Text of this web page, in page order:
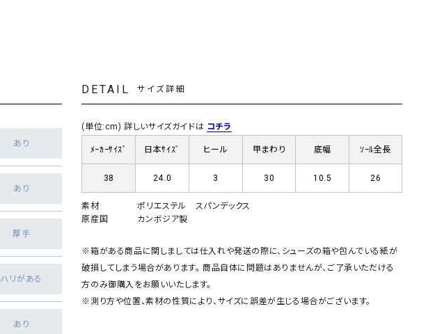
Emma Taylor（エマテイラー） SUGAR ROSE（シュガーロ
FLAVOR TEE（フレーバーティー）
GO TO HOLLYWOOD（ゴートゥーハリウ
ッド）
THIRTY（サーティ）
GOOD SPEED（グッドスピード）
オーバーオール）
GRAMICCI（グラミチ）
USU GALLERY（ユーエス
（ｇ） （グラム） upper hights（アッパーハイ
あり
あり
厚手
ハリがある
あり
DETAIL サイズ詳細
(単位:cm) 詳しいサイズガイドは コチラ
ﾒｰｶｰｻｲｽﾞ 日本ｻｲｽﾞ ヒール 甲まわり 底幅 ｿｰﾙ全長
38 24.0 3 30 10.5 26
素材
ポリエステル スパンデックス
原産国
カンボジア製
※箱がある商品に関しましては仕入れや発送の際に、シューズの箱や包んでいる紙が
破損してしまう場合があります。 商品自体に問題はありませんが、ご了承いただける
方のみ御購入をお願いいたします。
※測り方や位置、素材の性質により、サイズに誤差が生じる場合がございます。